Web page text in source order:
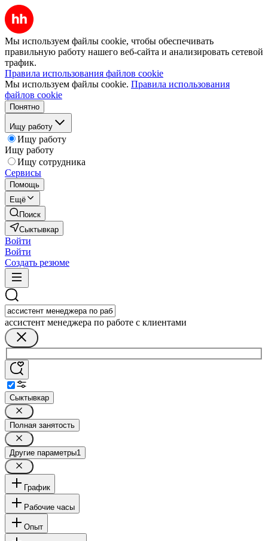
Мы используем файлы cookie, чтобы обеспечивать
правильную работу нашего веб-сайта и анализировать сетевой
трафик.
Правила использования файлов cookie
Мы используем файлы cookie. Правила использования
файлов cookie
Понятно
Ищу работу
Ищу работу
Ищу работу
Ищу сотрудника
Сервисы
Помощь
Ещё
Поиск
Сыктывкар
Войти
Войти
Создать резюме
ассистент менеджера по работе с клиентами
Сыктывкар
Полная занятость
Другие параметры1
График
Рабочие часы
Опыт